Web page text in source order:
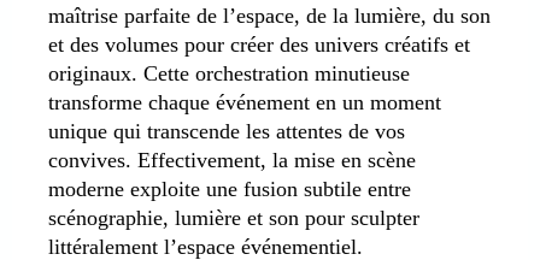
maîtrise parfaite de l’espace, de la lumière, du son
et des volumes pour créer des univers créatifs et
originaux. Cette orchestration minutieuse
transforme chaque événement en un moment
unique qui transcende les attentes de vos
convives. Effectivement, la mise en scène
moderne exploite une fusion subtile entre
scénographie, lumière et son pour sculpter
littéralement l’espace événementiel.